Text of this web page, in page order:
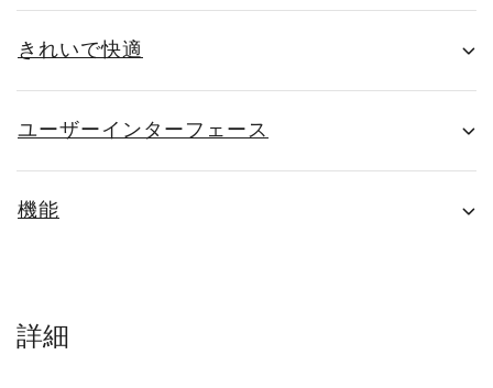
きれいで快適
ユーザーインターフェース
機能
詳細